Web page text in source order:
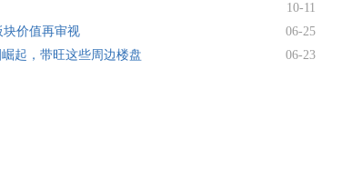
10-11
块价值再审视
06-25
起，带旺这些周边楼盘
06-23